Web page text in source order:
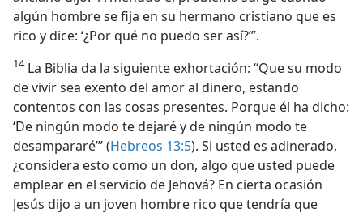
algún hombre se fija en su hermano cristiano que es
rico y dice: ‘¿Por qué no puedo ser así?’”.
14La Biblia da la siguiente exhortación: “Que su modo
de vivir sea exento del amor al dinero, estando
contentos con las cosas presentes. Porque él ha dicho:
‘De ningún modo te dejaré y de ningún modo te
desampararé’” (Hebreos 13:5). Si usted es adinerado,
¿considera esto como un don, algo que usted puede
emplear en el servicio de Jehová? En cierta ocasión
Jesús dijo a un joven hombre rico que tendría que